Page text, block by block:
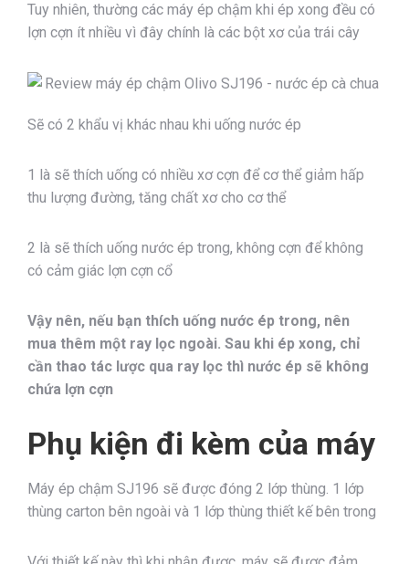
Tuy nhiên, thường các máy ép chậm khi ép xong đều có
lợn cợn ít nhiều vì đây chính là các bột xơ của trái cây
Sẽ có 2 khẩu vị khác nhau khi uống nước ép
1 là sẽ thích uống có nhiều xơ cợn để cơ thể giảm hấp
thu lượng đường, tăng chất xơ cho cơ thể
2 là sẽ thích uống nước ép trong, không cợn để không
có cảm giác lợn cợn cổ
Vậy nên, nếu bạn thích uống nước ép trong, nên
mua thêm một ray lọc ngoài. Sau khi ép xong, chỉ
cần thao tác lược qua ray lọc thì nước ép sẽ không
chứa lợn cợn
Phụ kiện đi kèm của máy
Máy ép chậm SJ196 sẽ được đóng 2 lớp thùng. 1 lớp
thùng carton bên ngoài và 1 lớp thùng thiết kế bên trong